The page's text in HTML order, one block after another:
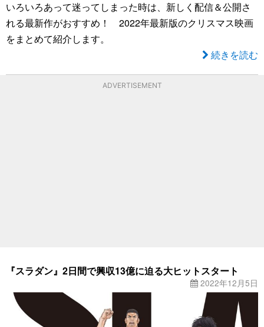
いろいろあって迷ってしまった時は、新しく配信＆公開さ
れる最新作がおすすめ！ 2022年最新版のクリスマス映画
をまとめて紹介します。
続きを読む
ADVERTISEMENT
『スラダン』2日間で興収13億に迫る大ヒットスタート
2022年12月5日